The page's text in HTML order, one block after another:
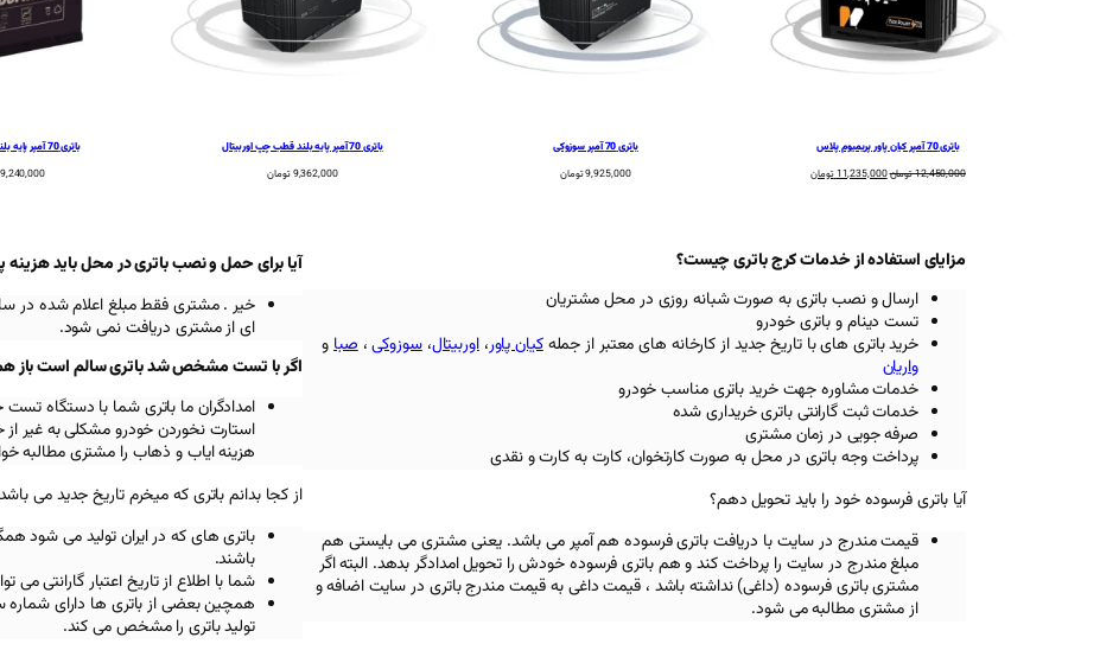
باتری 70 آمپر کیان پاور پریمیوم پلاس
12,450,000تومانقیمت
11,235,000تومانقیمت
باتری 70 آمپر سوزوکی
9,925,000تومان
باتری 70 آمپر پایه بلند قطب چپ اوربیتال
9,362,000تومان
باتری 70 آمپر پایه بلند قطب چپ برنا
9,240,000
مزایای استفاده از خدمات کرج باتری چیست؟
ارسال و نصب باتری به صورت شبانه روزی در محل مشتریان
تست دینام و باتری خودرو
خرید باتری های با تاریخ جدید از کارخانه های معتبراز جملهکیان پاور،اوربیتال،سوزوکی،صباو
واریان
خدمات مشاوره جهت خرید باتری مناسب خودرو
خدمات ثبت گارانتی باتری خریداری شده
صرفه جویی در زمان مشتری
پرداخت وجه باتری در محل به صورت کارتخوان، کارت به کارت و نقدی
آیا باتری فرسوده خود را باید تحویل دهم؟
قیمت مندرج در سایت با دریافت باتری فرسوده هم آمپر می باشد. یعنی مشتری می بایستی هم
مبلغ مندرج در سایت را پرداخت کند و هم باتری فرسوده خودش را تحویل امدادگر بدهد. البته اگر
مشتری باتری فرسوده (داغی) نداشته باشد ، قیمت داغی به قیمت مندرج باتری در سایت اضافه و
از مشتری مطالبه می شود.
آیا برای حمل و نصب باتری در محل باید هزینه
خیر . مشتری فقط مبلغ اعلام شده در
ای از مشتری دریافت نمی شود.
اگر با تست مشخص شد باتری سالم است باز هم
امدادگران ما باتری شما با دستگاه
استارت نخوردن خودرو مشکلی به غیر
هزینه ایاب و ذهاب را مشتری مطالبه
از کجا بدانم باتری که میخرم تاریخ جدید می
باتری های که در ایران تولید می شود
باشند.
شما با اطلاع از تاریخ اعتبار گارانتی
همچین بعضی از باتری ها دارای شماره
تولید باتری را مشخص می کند.